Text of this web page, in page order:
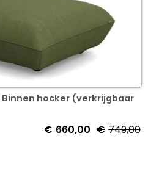
Binnen hocker (verkrijgbaar
€ 749,00
€ 660,00